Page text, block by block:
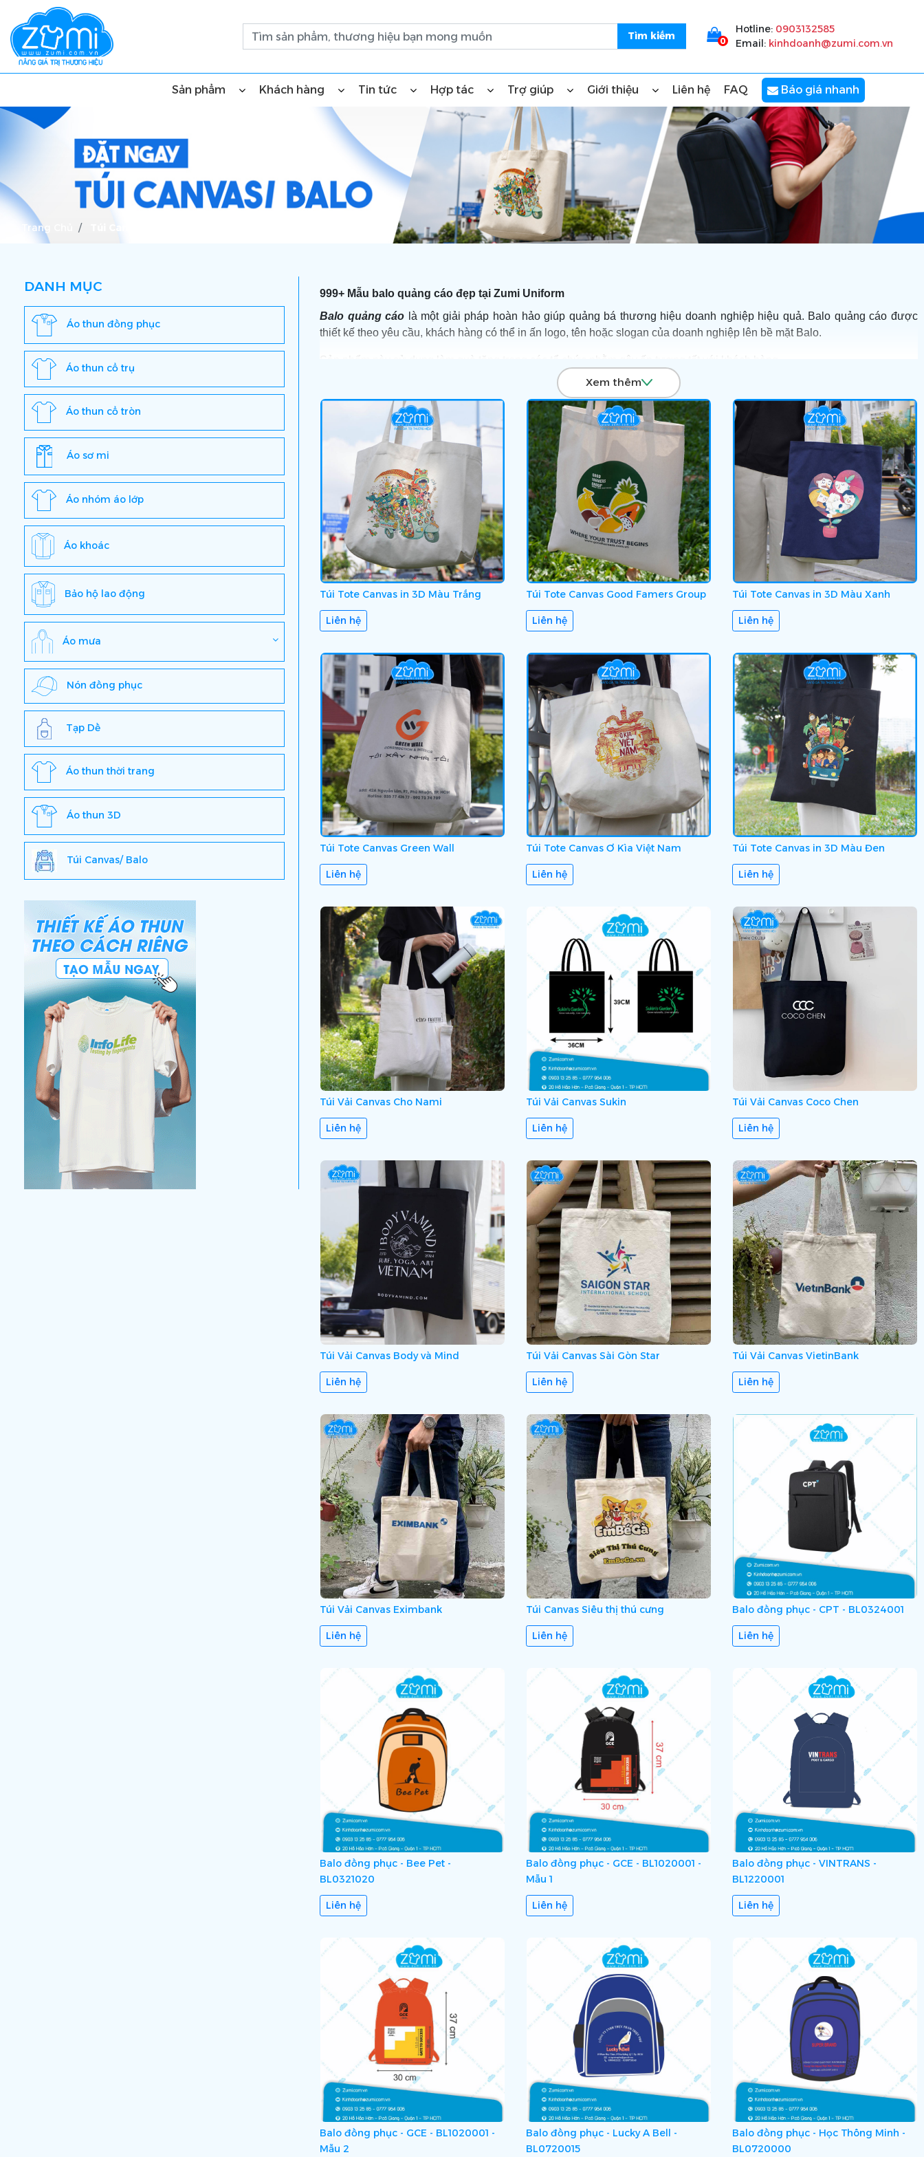
0
Hotline: 0903132585
Email: kinhdoanh@zumi.com.vn
Sản phẩm Khách hàng Tin tức Hợp tác Trợ giúp Giới thiệu Liên hệ FAQ Báo giá nhanh
Trang Chủ
DANH MỤC
Áo thun đồng phục
Áo thun cổ trụ
Áo thun cổ tròn
Áo sơ mi
Áo nhóm áo lớp
Áo khoác
Bảo hộ lao động
Áo mưa
Nón đồng phục
Tạp Dề
Áo thun thời trang
Áo thun 3D
Túi Canvas/ Balo
999+ Mẫu balo quảng cáo đẹp tại Zumi Uniform
Balo quảng cáo là một giải pháp hoàn hảo giúp quảng bá thương hiệu doanh nghiệp hiệu quả. Balo quảng cáo được
thiết kế theo yêu cầu, khách hàng có thể in ấn logo, tên hoặc slogan của doanh nghiệp lên bề mặt Balo.
Để được tư vấn và sở hữu những mẫu Balo quảng cáo với giá ưu đãi nhất hãy Liên hệ Hotline:
đưa ra giải pháp toàn diện và chuyên nghiệp để giúp quý doanh nghiệp “Nâng Giá Trị Thương Hiệu” và gửi thông điệp trọn
vẹn tới khách hàng.
Xem thêm
Túi Tote Canvas in 3D Màu Trắng
Liên hệ
Túi Tote Canvas Good Famers Group
Liên hệ
Túi Tote Canvas in 3D Màu Xanh
Liên hệ
Túi Tote Canvas Green Wall
Liên hệ
Túi Tote Canvas Ơ Kìa Việt Nam
Liên hệ
Túi Tote Canvas in 3D Màu Đen
Liên hệ
Túi Vải Canvas Cho Nami
Liên hệ
Túi Vải Canvas Sukin
Liên hệ
Túi Vải Canvas Coco Chen
Liên hệ
Túi Vải Canvas Body và Mind
Liên hệ
Túi Vải Canvas Sài Gòn Star
Liên hệ
Túi Vải Canvas VietinBank
Liên hệ
Túi Vải Canvas Eximbank
Liên hệ
Túi Canvas Siêu thị thú cưng
Liên hệ
Balo đồng phục - CPT - BL0324001
Liên hệ
Balo đồng phục - Bee Pet -
BL0321020
Liên hệ
Balo đồng phục - GCE - BL1020001 -
Mẫu 1
Liên hệ
Balo đồng phục - VINTRANS -
BL1220001
Liên hệ
Balo đồng phục - GCE - BL1020001 -
Mẫu 2
Balo đồng phục - Lucky A Bell -
BL0720015
Balo đồng phục - Học Thông Minh -
BL0720000